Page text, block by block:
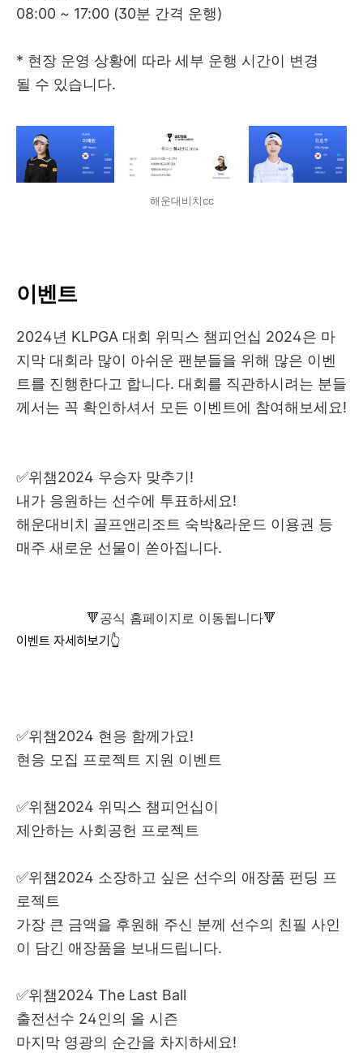
08:00 ~ 17:00 (30분 간격 운행)
* 현장 운영 상황에 따라 세부 운행 시간이 변경
될 수 있습니다.
해운대비치cc
이벤트
2024년 KLPGA 대회 위믹스 챔피언십 2024은 마
지막 대회라 많이 아쉬운 팬분들을 위해 많은 이벤
트를 진행한다고 합니다. 대회를 직관하시려는 분들
께서는 꼭 확인하셔서 모든 이벤트에 참여해보세요!
✅위챔2024 우승자 맞추기!
내가 응원하는 선수에 투표하세요!
해운대비치 골프앤리조트 숙박&라운드 이용권 등
매주 새로운 선물이 쏟아집니다.
​🔻공식 홈페이지로 이동됩니다🔻
이벤트 자세히보기👆
✅위챔2024 현응 함께가요!
현응 모집 프로젝트 지원 이벤트
✅위챔2024 위믹스 챔피언십이
제안하는 사회공헌 프로젝트
✅위챔2024 소장하고 싶은 선수의 애장품 펀딩 프
로젝트
가장 큰 금액을 후원해 주신 분께 선수의 친필 사인
이 담긴 애장품을 보내드립니다.
✅위챔2024 The Last Ball
출전선수 24인의 올 시즌
마지막 영광의 순간을 차지하세요!